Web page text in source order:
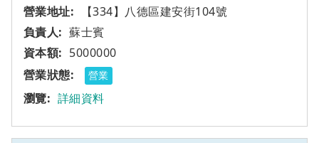
【334】八德區建安街104號
蘇士賓
5000000
營業
詳細資料